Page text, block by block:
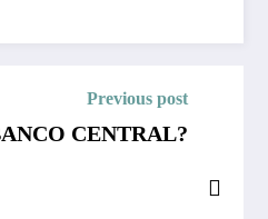
Previous post
CENTRAL?